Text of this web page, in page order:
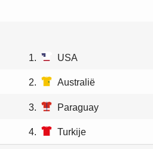
1. USA
2. Australië
3. Paraguay
4. Turkije